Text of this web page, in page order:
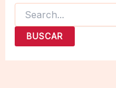
Buscar
por: